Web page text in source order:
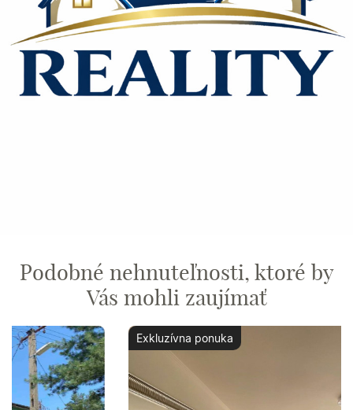
Podobné nehnuteľnosti, ktoré by
Vás mohli zaujímať
Exkluzívna ponuka